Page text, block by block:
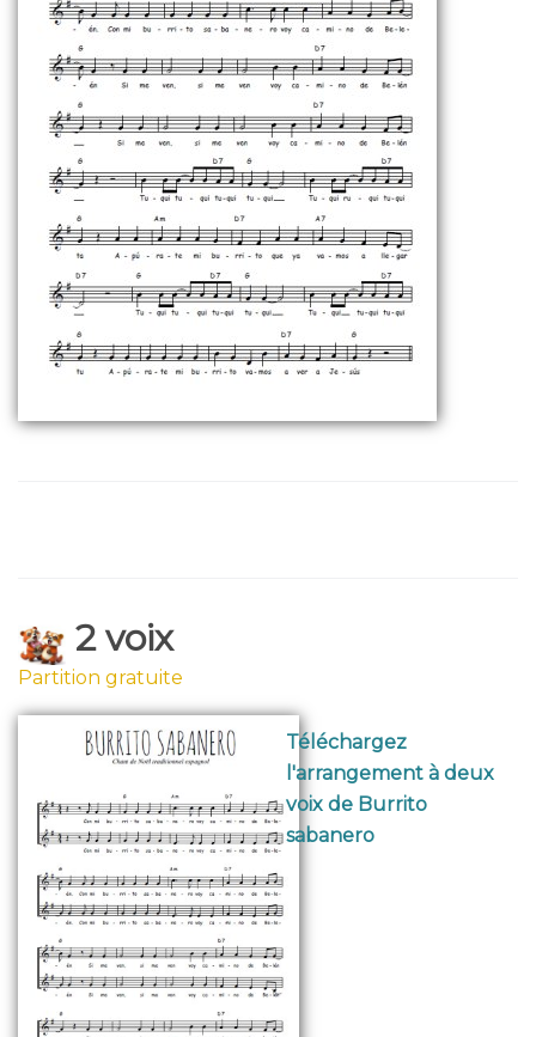
2 voix
Partition gratuite
Téléchargez
l'arrangement à deux
voix de Burrito
sabanero